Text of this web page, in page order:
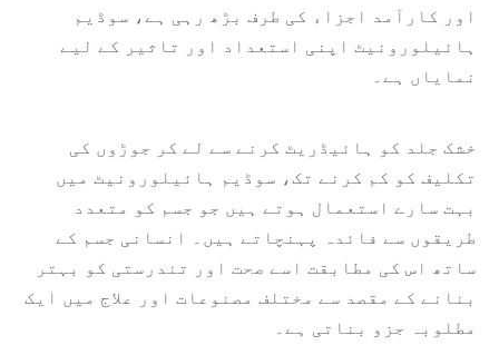
اور کارآمد اجزاء کی طرف بڑھ رہی ہے، سوڈیم
ہائیلورونیٹ اپنی استعداد اور تاثیر کے لیے
نمایاں ہے۔
خشک جلد کو ہائیڈریٹ کرنے سے لے کر جوڑوں کی
تکلیف کو کم کرنے تک، سوڈیم ہائیلورونیٹ میں
بہت سارے استعمال ہوتے ہیں جو جسم کو متعدد
طریقوں سے فائدہ پہنچاتے ہیں۔ انسانی جسم کے
ساتھ اس کی مطابقت اسے صحت اور تندرستی کو بہتر
بنانے کے مقصد سے مختلف مصنوعات اور علاج میں ایک
مطلوبہ جزو بناتی ہے۔